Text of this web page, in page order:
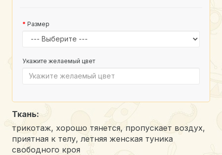
Размер
Укажите желаемый цвет
Ткань:
трикотаж, хорошо тянется, пропускает воздух,
приятная к телу, летняя женская туника
свободного кроя